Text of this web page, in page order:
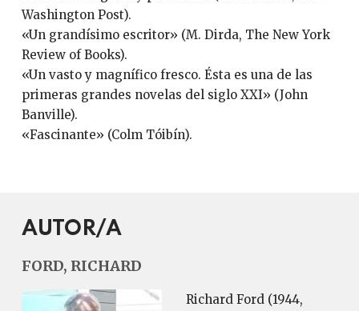
Washington Post).
«Un grandísimo escritor» (M. Dirda, The New York
Review of Books).
«Un vasto y magnífico fresco. Ésta es una de las
primeras grandes novelas del siglo XXI» (John
Banville).
«Fascinante» (Colm Tóibín).
AUTOR/A
FORD, RICHARD
Richard Ford (1944,